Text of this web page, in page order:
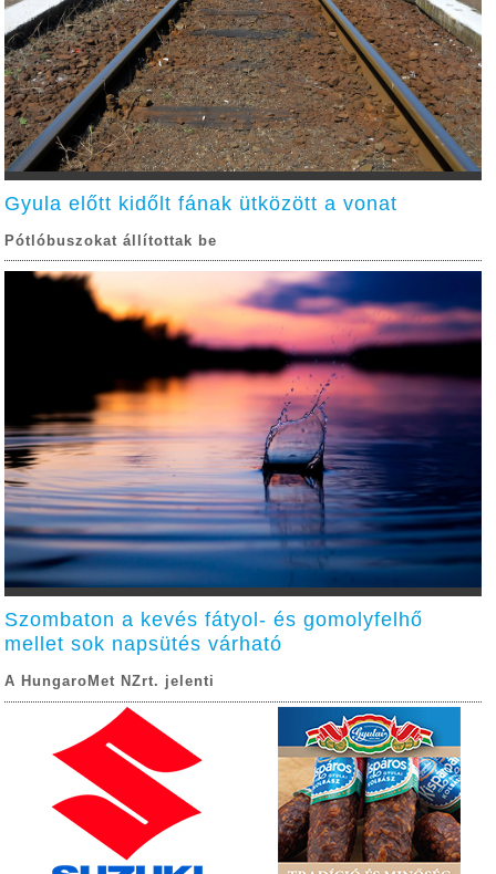
Gyula előtt kidőlt fának ütközött a vonat
Pótlóbuszokat állítottak be
Szombaton a kevés fátyol- és gomolyfelhő
mellet sok napsütés várható
A HungaroMet NZrt. jelenti